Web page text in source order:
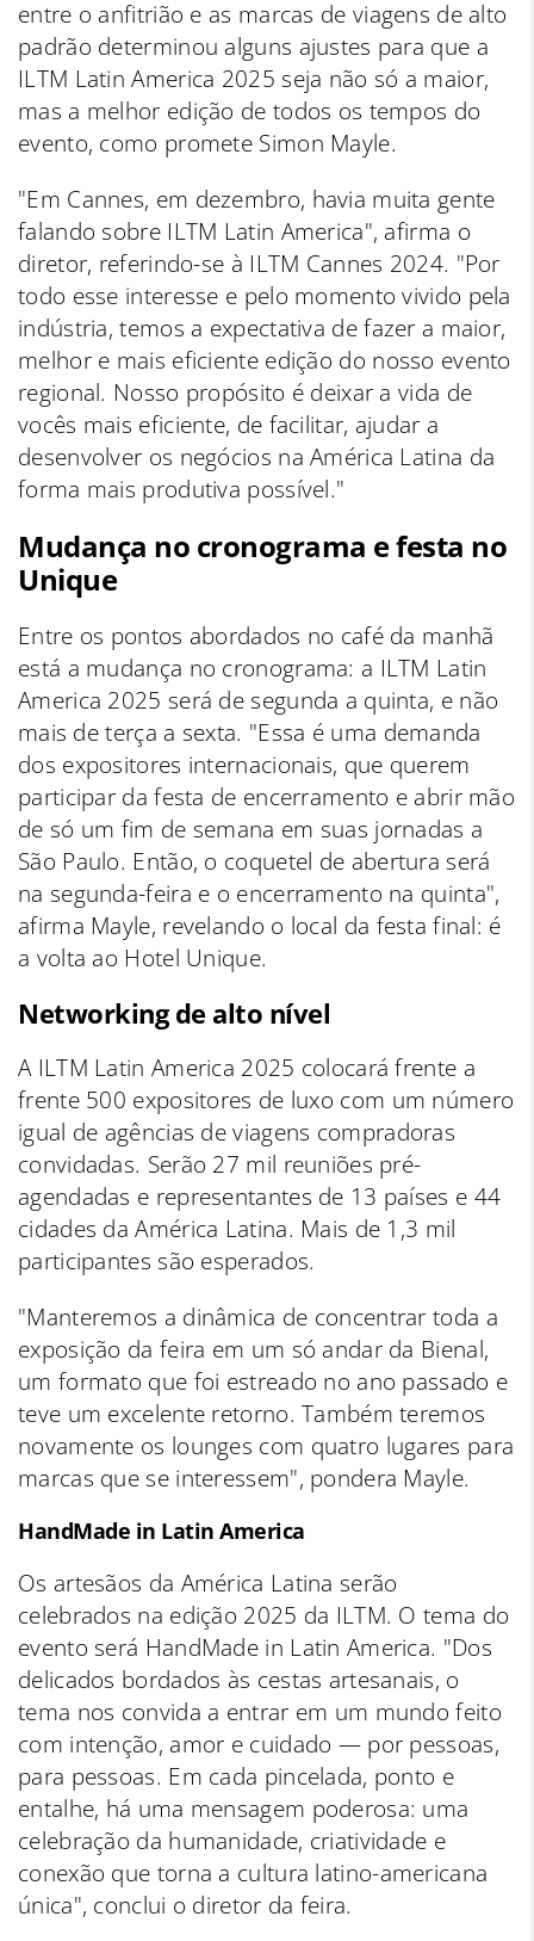
entre o anfitrião e as marcas de viagens de alto
padrão determinou alguns ajustes para que a
ILTM Latin America 2025 seja não só a maior,
mas a melhor edição de todos os tempos do
evento, como promete Simon Mayle.
"Em Cannes, em dezembro, havia muita gente
falando sobre ILTM Latin America", afirma o
diretor, referindo-se à ILTM Cannes 2024. "Por
todo esse interesse e pelo momento vivido pela
indústria, temos a expectativa de fazer a maior,
melhor e mais eficiente edição do nosso evento
regional. Nosso propósito é deixar a vida de
vocês mais eficiente, de facilitar, ajudar a
desenvolver os negócios na América Latina da
forma mais produtiva possível."
Mudança no cronograma e festa no
Unique
Entre os pontos abordados no café da manhã
está a mudança no cronograma: a ILTM Latin
America 2025 será de segunda a quinta, e não
mais de terça a sexta. "Essa é uma demanda
dos expositores internacionais, que querem
participar da festa de encerramento e abrir mão
de só um fim de semana em suas jornadas a
São Paulo. Então, o coquetel de abertura será
na segunda-feira e o encerramento na quinta",
afirma Mayle, revelando o local da festa final: é
a volta ao Hotel Unique.
Networking de alto nível
A ILTM Latin America 2025 colocará frente a
frente 500 expositores de luxo com um número
igual de agências de viagens compradoras
convidadas. Serão 27 mil reuniões pré-
agendadas e representantes de 13 países e 44
cidades da América Latina. Mais de 1,3 mil
participantes são esperados.
"Manteremos a dinâmica de concentrar toda a
exposição da feira em um só andar da Bienal,
um formato que foi estreado no ano passado e
teve um excelente retorno. Também teremos
novamente os lounges com quatro lugares para
marcas que se interessem", pondera Mayle.
HandMade in Latin America
Os artesãos da América Latina serão
celebrados na edição 2025 da ILTM. O tema do
evento será HandMade in Latin America. "Dos
delicados bordados às cestas artesanais, o
tema nos convida a entrar em um mundo feito
com intenção, amor e cuidado — por pessoas,
para pessoas. Em cada pincelada, ponto e
entalhe, há uma mensagem poderosa: uma
celebração da humanidade, criatividade e
conexão que torna a cultura latino-americana
única", conclui o diretor da feira.